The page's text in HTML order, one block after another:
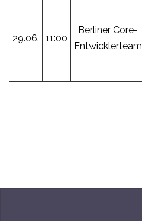
29.06. 11:00
Berliner Core-
Entwicklerteam